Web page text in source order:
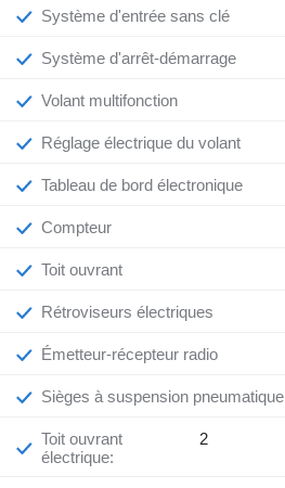
Système d'entrée sans clé
Système d'arrêt-démarrage
Volant multifonction
Réglage électrique du volant
Tableau de bord électronique
Compteur
Toit ouvrant
Rétroviseurs électriques
Émetteur-récepteur radio
Sièges à suspension pneumatique
Toit ouvrant
électrique:
2